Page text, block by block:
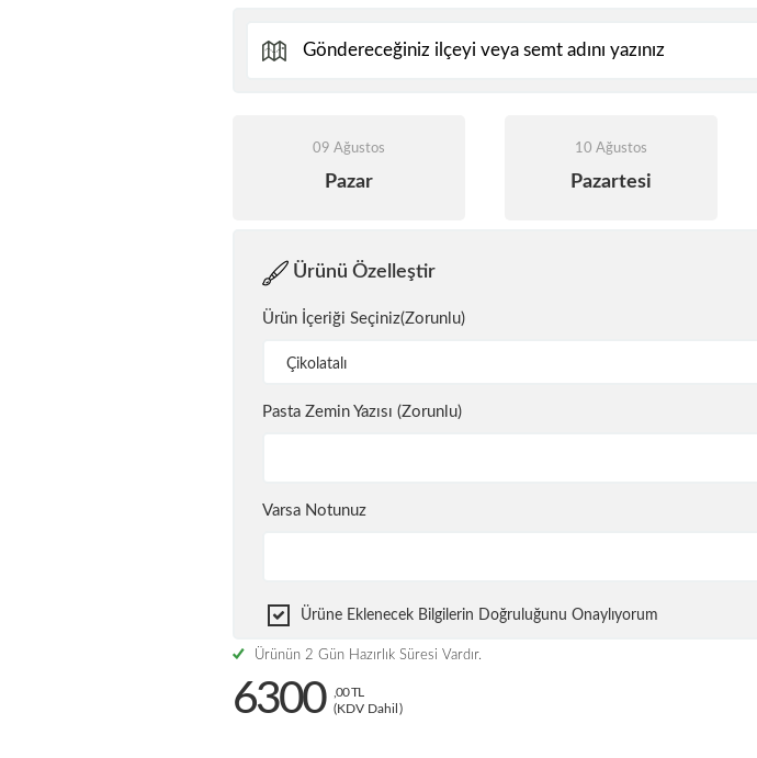
09 Ağustos
Pazar
10 Ağustos
Pazartesi
Ürünü Özelleştir
Ürün İçeriği Seçiniz(Zorunlu)
Çikolatalı
Pasta Zemin Yazısı (Zorunlu)
Varsa Notunuz
Ürüne Eklenecek Bilgilerin Doğruluğunu Onaylıyorum
Ürünün 2 Gün Hazırlık Süresi Vardır.
6300
,00 TL
(KDV Dahil)